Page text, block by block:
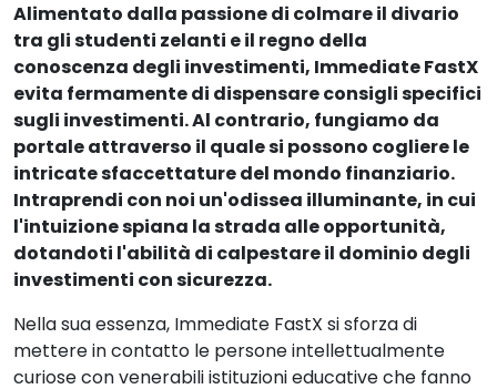
Alimentato dalla passione di colmare il divario
tra gli studenti zelanti e il regno della
conoscenza degli investimenti, Immediate FastX
evita fermamente di dispensare consigli specifici
sugli investimenti. Al contrario, fungiamo da
portale attraverso il quale si possono cogliere le
intricate sfaccettature del mondo finanziario.
Intraprendi con noi un'odissea illuminante, in cui
l'intuizione spiana la strada alle opportunità,
dotandoti l'abilità di calpestare il dominio degli
investimenti con sicurezza.
Nella sua essenza, Immediate FastX si sforza di
mettere in contatto le persone intellettualmente
curiose con venerabili istituzioni educative che fanno